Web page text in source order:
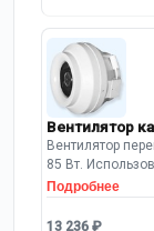
Вентилятор
Вентилятор переменного тока.
85 Вт.
+60 °C.
объемный
фланца для
Подробнее
13 236 ₽